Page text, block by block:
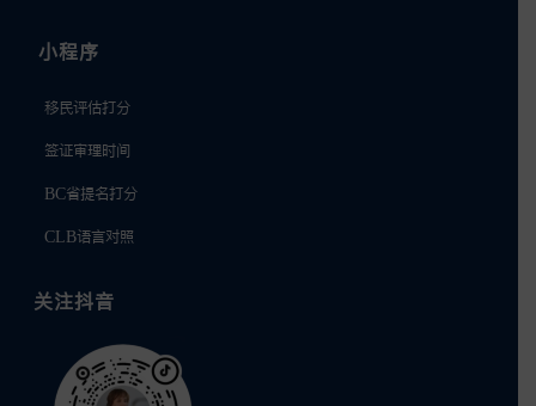
小程序
移民评估打分
签证审理时间
BC省提名打分
CLB语言对照
关注抖音